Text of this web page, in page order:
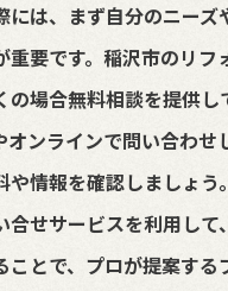
には、まず自分のニーズ
重要です。稲沢市のリフ
の場合無料相談を提供し
オンラインで問い合わせ
や情報を確認しましょう
合せサービスを利用して
ことで、プロが提案する